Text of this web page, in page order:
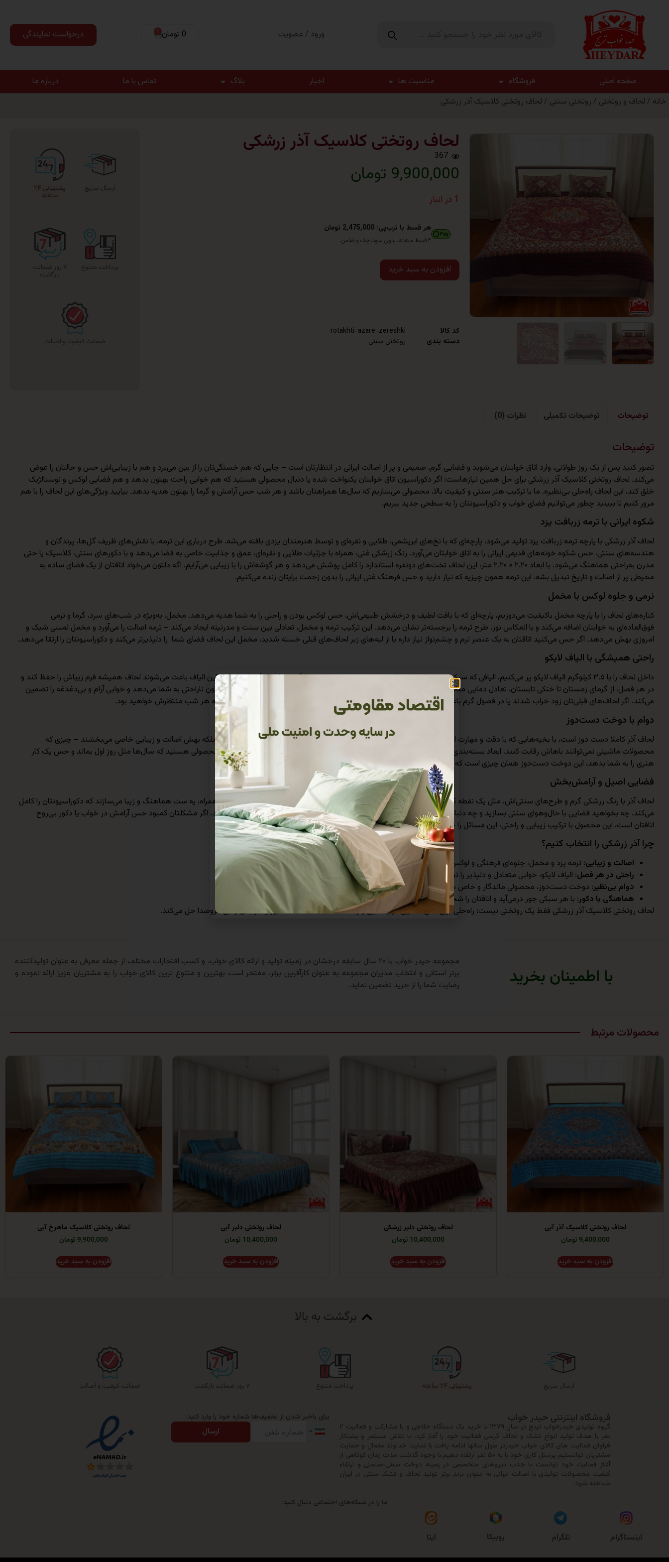
ورود / عضویت 0 تومان 0 درخواست نمایندگی
صفحه اصلی فروشگاه مناسبت ها اخبار بلاگ تماس با ما
درباره ما
خانه / لحاف و روتختی / روتختی سنتی / لحاف روتختی کلاسیک آذر زرشکی
لحاف روتختی کلاسیک آذر زرشکی
367
9,900,000 تومان
1 در انبار
هر قسط با ترب‌پی: 2,475,000 تومان
۴ قسط ماهانه. بدون سود، چک و ضامن.
افزودن به سبد خرید
کد کالا
rotakhti-azare-zereshki
دسته بندی
روتختی سنتی
ارسال سریع پشتیبانی ۲۴
ساعته
پرداخت متنوع ۷ روز ضمانت
بازگشت
ضمانت کیفیت و اصالت
توضیحات توضیحات تکمیلی نظرات (0)
توضیحات
تصور کنید پس از یک روز طولانی، وارد اتاق خوابتان می‌شوید و فضایی گرم، صمیمی و پر از اصالت ایرانی در انتظارتان است – جایی که هم خستگی‌تان را از بین می‌برد و هم با زیبایی‌اش حس و حالتان را عوض
می‌کند. لحاف روتختی کلاسیک آذر زرشکی برای حل همین نیازهاست: اگر دکوراسیون اتاق خوابتان یکنواخت شده یا دنبال محصولی هستید که هم خوابی راحت بهتون بدهد و هم فضایی لوکس و نوستالژیک
خلق کند، این لحاف راه‌حلی بی‌نظیره. ما با ترکیب هنر سنتی و کیفیت بالا، محصولی می‌سازیم که سال‌ها همراهتان باشد و هر شب حس آرامش و گرما را بهتون هدیه بدهد. بیایید ویژگی‌های این لحاف را با هم
مرور کنیم تا ببینید چطور می‌توانیم فضای خواب و دکوراسیونتان را به سطحی جدید ببریم.
شکوه ایرانی با ترمه زربافت یزد
لحاف آذر زرشکی با پارچه ترمه زربافت یزد تولید می‌شود، پارچه‌ای که با نخ‌های ابریشمی، طلایی و نقره‌ای و توسط هنرمندان یزدی بافته می‌شه. طرح درباری این ترمه، با نقش‌های ظریف گل‌ها، پرندگان و
هندسه‌های سنتی، حس شکوه خونه‌های قدیمی ایرانی را به اتاق خوابتان می‌آورد. رنگ زرشکی غنی، همراه با جزئیات طلایی و نقره‌ای، عمق و جذابیت خاصی به فضا می‌دهد و با دکورهای سنتی، کلاسیک یا حتی
مدرن به‌راحتی هماهنگ می‌شود. با ابعاد ۲.۲۰ × ۲.۲۰ متر، این لحاف تخت‌های دونفره استاندارد را کامل پوشش می‌دهد و هر گوشه‌اش را با زیبایی می‌آرایم. اگه دلتون می‌خواد اتاقتان از یک فضای ساده به
محیطی پر از اصالت و تاریخ تبدیل بشه، این ترمه همون چیزیه که نیاز دارید و حس فرهنگ غنی ایرانی را بدون زحمت برایتان زنده می‌کنیم.
نرمی و جلوه لوکس با مخمل
کناره‌های لحاف را با پارچه مخمل باکیفیت می‌دوزیم، پارچه‌ای که با بافت لطیف و درخشش طبیعی‌اش، حس لوکس بودن و راحتی را به شما هدیه می‌دهد. مخمل، به‌ویژه در شب‌های سرد، گرما و نرمی
فوق‌العاده‌ای به خوابتان اضافه می‌کند و با انعکاس نور، طرح ترمه را برجسته‌تر نشان می‌دهد. این ترکیب ترمه و مخمل، تعادلی بین سنت و مدرنیته ایجاد می‌کند – ترمه اصالت را می‌آورد و مخمل لمسی شیک و
امروزی بهش می‌دهد. اگر حس می‌کنید اتاقتان به یک عنصر نرم و چشم‌نواز نیاز داره یا از لبه‌های زبر لحاف‌های قبلی خسته شدید، مخمل این لحاف فضای شما را دلپذیرتر می‌کند و دکوراسیونتان را ارتقا می‌دهد.
راحتی همیشگی با الیاف لایکو
داخل لحاف را با ۳.۵ کیلوگرم الیاف لایکو پر می‌کنیم، الیافی که سبک، نرم و با تهویه عالی هستند و از تجمع رطوبت یا گردوغبار جلوگیری می‌کنند. این الیاف باعث می‌شوند لحاف همیشه فرم زیباش را حفظ کند و
در هر فصل، از گرمای زمستان تا خنکی تابستان، تعادل دمایی مناسبی فراهم کند. با وزن کلی ۵.۴۰۰ کیلوگرم، لحاف حس دلپذیری از سنگینی را بدون ناراحتی به شما می‌دهد و خوابی آرام و بی‌دغدغه را تضمین
می‌کند. اگر لحاف‌های قبلی‌تان زود خراب شدند یا در فصول گرم باعث تعریق شدند، لایکو این مشکلات را حل می‌کند و راحتی‌ای به شما می‌دهد که هر شب منتظرش خواهید بود.
دوام با دوخت دست‌دوز
لحاف آذر کاملا دست دوز است، با بخیه‌هایی که با دقت و مهارت انجام می‌شوند. این دوخت‌ها نه تنها محصول را در برابر سایش مقاوم می‌کنند، بلکه بهش اصالت و زیبایی خاصی می‌بخشند – چیزی که
محصولات ماشینی نمی‌توانند باهاش رقابت کنند. ابعاد بسته‌بندی ۶۰ × ۵۰ × ۴۰ سانتی‌متری هم جابه‌جایی و نگهداری را راحت می‌کند. اگر دنبال محصولی هستید که سال‌ها مثل روز اول بماند و حس یک کار
هنری را به شما بدهد، این دوخت دست‌دوز همان چیزی است که خیالتان را راحت می‌کند.
فضایی اصیل و آرامش‌بخش
لحاف آذر با رنگ زرشکی گرم و طرح‌های سنتی‌اش، مثل یک نقطه کانونی در اتاق خوابتان عمل می‌کند و از یکنواختی نجاتش می‌دهد. دو روبالشی همراه، یه ست هماهنگ و زیبا می‌سازند که دکوراسیونتان را کامل
می‌کند. چه بخواهید فضایی با حال‌وهوای سنتی بسازید و چه دنبال یک المان کلاسیک برای دکور مدرن باشید، این لحاف با هر سبکی جور درمی‌آید. اگر مشکلتان کمبود حس آرامش در خواب یا دکور بی‌روح
اتاقتان است، این محصول با ترکیب زیبایی و راحتی، این مسائل را حل می‌کند و هر شب حس گرما و امنیت را به شما می‌دهد.
چرا آذر زرشکی را انتخاب کنیم؟
اصالت و زیبایی: ترمه یزد و مخمل، جلوه‌ای فرهنگی و لوکس به فضایتان می‌دهند.
راحتی در هر فصل: الیاف لایکو، خوابی متعادل و دلپذیر را تضمین می‌کنند.
دوام بی‌نظیر: دوخت دست‌دوز، محصولی ماندگار و خاص می‌سازد.
هماهنگی با دکور: با هر سبکی جور درمی‌آید و اتاقتان را شخصی می‌کند.
لحاف روتختی کلاسیک آذر زرشکی فقط یک روتختی نیست؛ راه‌حلی برای خلق فضایی گرم، اصیل و راحت است که مشکلات دکور و خوابتان را بی‌سروصدا حل می‌کند.
با اطمینان بخرید
مجموعه حیدر خواب با ۲۰ سال سابقه درخشان در زمینه تولید و ارائه کالای خواب، و کسب افتخارات مختلف از جمله معرفی به عنوان تولیدکننده
برتر استانی و انتخاب مدیران مجموعه به عنوان کارآفرین برتر، مفتخر است بهترین و متنوع ترین کالای خواب را به مشتریان عزیز ارائه نموده و
رضایت شما را از خرید تضمین نماید.
محصولات مرتبط
لحاف روتختی کلاسیک آذر آبی
9,400,000 تومان
افزودن به سبد خرید
لحاف روتختی دلبر زرشکی
10,400,000 تومان
افزودن به سبد خرید
لحاف روتختی دلبر آبی
10,400,000 تومان
افزودن به سبد خرید
لحاف روتختی کلاسیک ماهرخ آبی
9,900,000 تومان
افزودن به سبد خرید
برگشت به بالا
ارسال سریع پشتیبانی ۲۴ ساعته پرداخت متنوع ۷ روز ضمانت بازگشت ضمانت کیفیت و اصالت
فروشگاه اینترنتی حیدر خواب
گروه تولیدی حیدرخواب ترنج در سال ۱۳۷۹ با خرید یک دستگاه حلاجی و با مشارکت و فعالیت ۲
نفر با هدف تولید انواع تشک و لحاف کرسی فعالیت خود را آغاز کرد، با تلاش مستمر و پشتکار
فراوان فعالیت های کالای خواب حیدردر طول سالها ادامه یافت با عنایت خداوند متعال و حمایت
مشتریان توانستیم پرسنل کاری خود را به ۵۰ نفر ارتقاء دهیم.با وجود گذشت مدت زمان کوتاهی از
آغاز فعالیت خود توانست با جذب نیروهای متخصص در زمینه دوخت سنتی،صنعتی و ارتقاء
کیفیت محصولات تولیدی با اصالت ایرانی به عنوان برند برتر تولید لحاف و تشک سنتی در ایران
شناخته شود.
برای باخبر شدن از تخفیف‌ها شماره خود را وارد کنید:
ارسال
ما را در شبکه‌های اجتماعی دنبال کنید:
اینستاگرام تلگرام روبیکا ایتا